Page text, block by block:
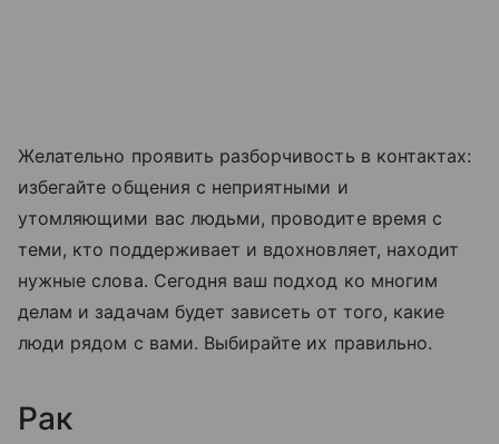
Желательно проявить разборчивость в контактах:
избегайте общения с неприятными и
утомляющими вас людьми, проводите время с
теми, кто поддерживает и вдохновляет, находит
нужные слова. Сегодня ваш подход ко многим
делам и задачам будет зависеть от того, какие
люди рядом с вами. Выбирайте их правильно.
Рак